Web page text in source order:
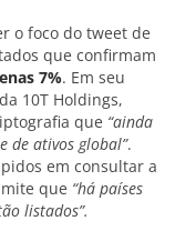
o foco do tweet de
que confirmam
7%. Em seu
10T Holdings,
que “ainda
de ativos global”.
em consultar a
que “há países
listados”.